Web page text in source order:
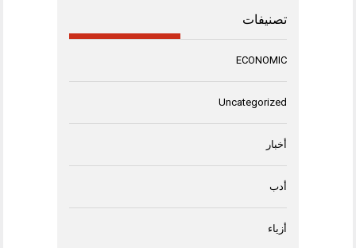
تصنيفات
ECONOMIC
Uncategorized
أخبار
أدب
أزياء